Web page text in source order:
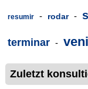
resumir - rodar -
terminar -
Zuletzt